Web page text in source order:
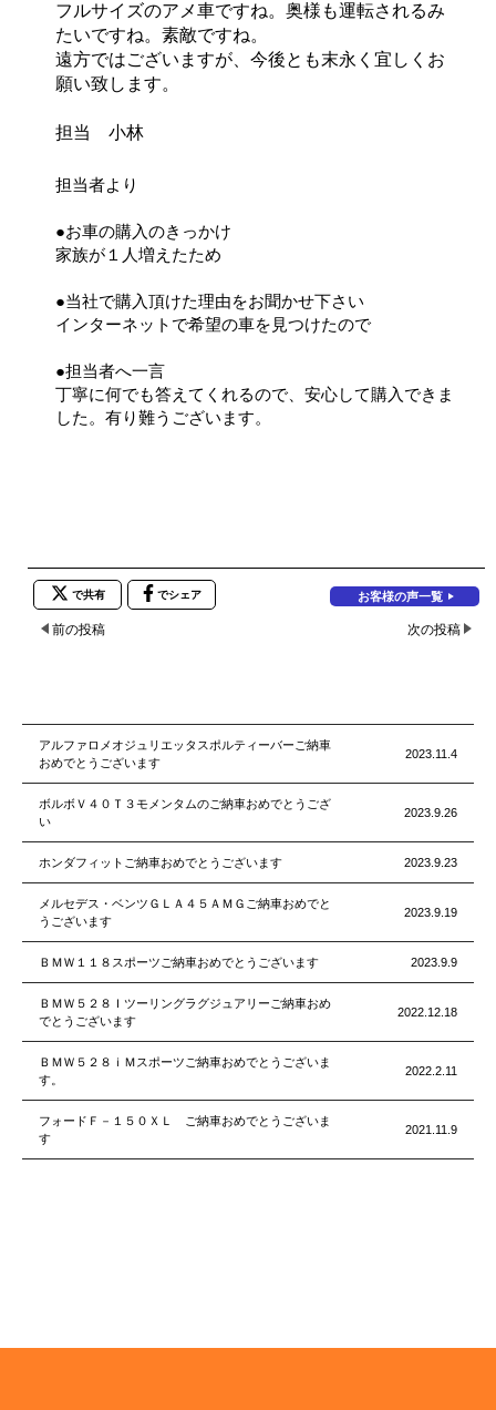
フルサイズのアメ車ですね。奥様も運転されるみ
たいですね。素敵ですね。
遠方ではございますが、今後とも末永く宜しくお
願い致します。
担当 小林
担当者より
●お車の購入のきっかけ
家族が１人増えたため
●当社で購入頂けた理由をお聞かせ下さい
インターネットで希望の車を見つけたので
●担当者へ一言
丁寧に何でも答えてくれるので、安心して購入できま
した。有り難うございます。
で共有 でシェア お客様の声一覧
前の投稿 次の投稿
アルファロメオジュリエッタスポルティーバーご納車
おめでとうございます
2023.11.4
ボルボＶ４０Ｔ３モメンタムのご納車おめでとうござ
い
2023.9.26
ホンダフィットご納車おめでとうございます 2023.9.23
メルセデス・ベンツＧＬＡ４５ＡＭＧご納車おめでと
うございます
2023.9.19
ＢＭＷ１１８スポーツご納車おめでとうございます 2023.9.9
ＢＭＷ５２８Ｉツーリングラグジュアリーご納車おめ
でとうございます
2022.12.18
ＢＭＷ５２８ｉＭスポーツご納車おめでとうございま
す。
2022.2.11
フォードＦ－１５０ＸＬ ご納車おめでとうございま
す
2021.11.9